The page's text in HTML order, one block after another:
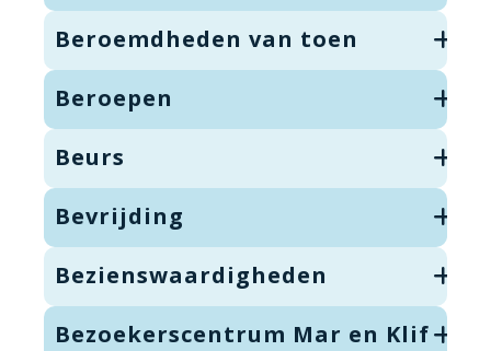
Beroemdheden van toen
Beroepen
Beurs
Bevrijding
Bezienswaardigheden
Bezoekerscentrum Mar en Klif